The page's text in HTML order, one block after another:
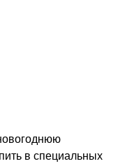
в специальных